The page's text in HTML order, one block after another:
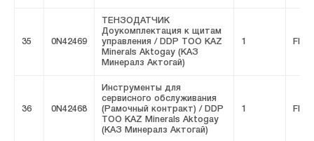
35 0N42469
ТЕНЗОДАТЧИК
Доукомплектация к щитам
управления / DDP ТОО KAZ
Minerals Aktogay (КАЗ
Минералз Актогай)
1 FIVE
36 0N42468
Инструменты для
сервисного обслуживания
(Рамочный контракт) / DDP
ТОО KAZ Minerals Aktogay
(КАЗ Минералз Актогай)
1 FIVE